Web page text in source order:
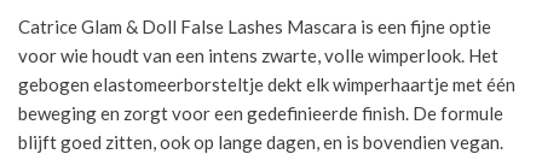
Catrice Glam & Doll False Lashes Mascara is een fijne optie
voor wie houdt van een intens zwarte, volle wimperlook. Het
gebogen elastomeerborsteltje dekt elk wimperhaartje met één
beweging en zorgt voor een gedefinieerde finish. De formule
blijft goed zitten, ook op lange dagen, en is bovendien vegan.